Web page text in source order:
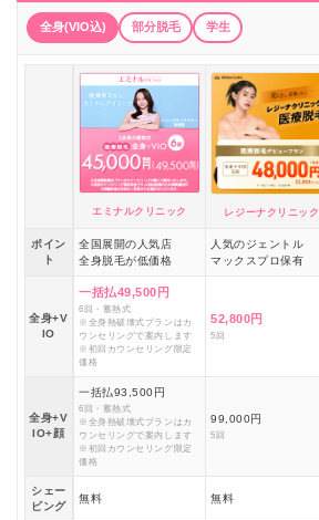
全身(VIO込) 部分脱毛 学生
エミナルクリニック レジーナクリニック
ポイン
ト
全国展開の人気店
全身脱毛が低価格
人気のジェントル
マックスプロ保有
全身+V
IO
一括払49,500円
6回・蓄熱式
※全身熱破壊式プランはカ
ウンセリングで案内します
※初回カウンセリング限定
価格
52,800円
5回
全身+V
IO+顔
一括払93,500円
6回・蓄熱式
※全身熱破壊式プランはカ
ウンセリングで案内します
※初回カウンセリング限定
価格
99,000円
5回
シェー
ビング
無料 無料